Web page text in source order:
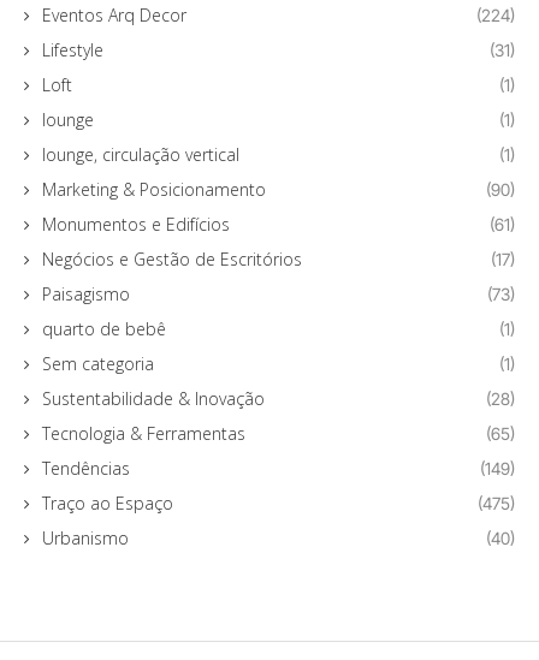
Eventos Arq Decor (224)
Lifestyle (31)
Loft (1)
lounge (1)
lounge, circulação vertical (1)
Marketing & Posicionamento (90)
Monumentos e Edifícios (61)
Negócios e Gestão de Escritórios (17)
Paisagismo (73)
quarto de bebê (1)
Sem categoria (1)
Sustentabilidade & Inovação (28)
Tecnologia & Ferramentas (65)
Tendências (149)
Traço ao Espaço (475)
Urbanismo (40)